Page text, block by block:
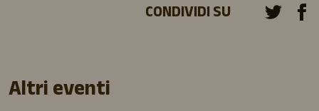
CONDIVIDI SU
Altri eventi